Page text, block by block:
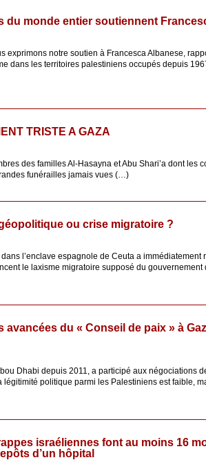
du monde entier soutiennent
exprimons notre soutien à Francesca Albanese,
dans les territoires palestiniens occupés depuis
TRISTE A GAZA
des familles Al-Hasayna et Abu Shari’a dont les
funérailles jamais vues (…)
ou crise migratoire ?
dans l’enclave espagnole de Ceuta a
le laxisme migratoire supposé du gouvernement
avancées du « Conseil de paix » à
Dhabi depuis 2011, a participé aux négociations
légitimité politique parmi les Palestiniens est faible,
israéliennes font au moins 16
d’un hôpital